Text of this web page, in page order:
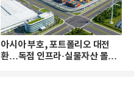
아시아 부호, 포트폴리오 대전
환…독점 인프라·실물자산 몰린